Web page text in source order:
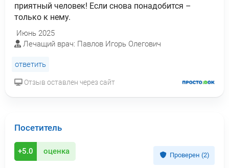
приятный человек! Если снова понадобится –
только к нему.
Июнь 2025
Лечащий врач: Павлов Игорь Олегович
ответить
Отзыв оставлен через сайт
Посетитель
+5.0 оценка Проверен (2)